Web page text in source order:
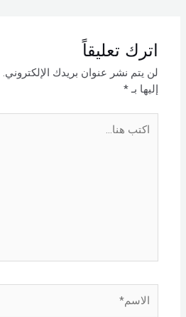
اترك تعليقاً
لن يتم نشر عنوان بريدك الإلكتروني.
إليها بـ*
هنا...